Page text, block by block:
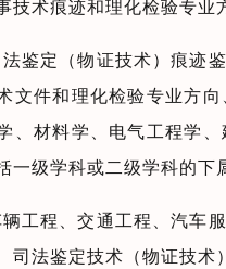
技术痕迹和理化检验专业
法鉴定（物证技术）痕迹
文件和理化检验专业方
、材料学、电气工程学
一级学科或二级学科的下
辆工程、交通工程、汽车
司法鉴定技术（物证技术